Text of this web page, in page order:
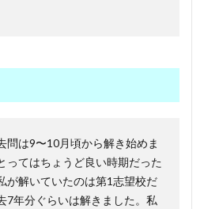
問は9〜10月頃から解き始めま
ってはちょうど良い時期だった
が解いていたのは第1志望校だ
7年分ぐらいは解きました。私